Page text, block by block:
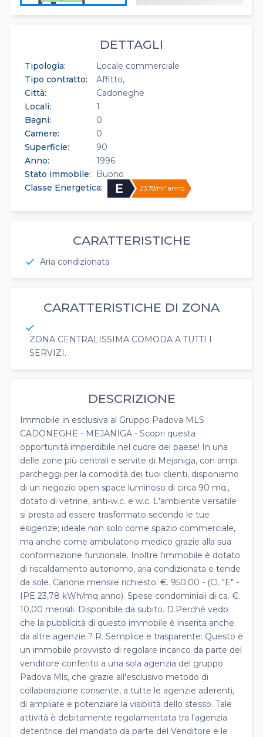
DETTAGLI
Tipologia:
Locale commerciale
Tipo contratto:
Affitto
Città:
Cadoneghe
Locali:
1
Bagni:
0
Camere:
0
Superficie:
90
Anno:
1996
Stato immobile:
Buono
Classe Energetica:
23.78/m³ anno
CARATTERISTICHE
check Aria condizionata
CARATTERISTICHE DI ZONA
check
ZONA CENTRALISSIMA COMODA A TUTTI I
SERVIZI.
DESCRIZIONE
Immobile in esclusiva al Gruppo Padova MLS
CADONEGHE - MEJANIGA - Scopri questa
opportunità imperdibile nel cuore del paese! In una
delle zone più centrali e servite di Mejaniga, con ampi
parcheggi per la comodità dei tuoi clienti, disponiamo
di un negozio open space luminoso di circa 90 mq.,
dotato di vetrine, anti-w.c. e w.c. L'ambiente versatile
si presta ad essere trasformato secondo le tue
esigenze; ideale non solo come spazio commerciale,
ma anche come ambulatorio medico grazie alla sua
conformazione funzionale. Inoltre l'immobile è dotato
di riscaldamento autonomo, aria condizionata e tende
da sole. Canone mensile richiesto: €. 950,00 - (Cl. "E" -
IPE 23,78 kWh/mq anno). Spese condominiali di ca. €.
10,00 mensili. Disponibile da subito. D.Perché vedo
che la pubblicità di questo immobile è inserita anche
da altre agenzie ? R. Semplice e trasparente: Questo è
un immobile provvisto di regolare incarico da parte del
venditore conferito a una sola agenzia del gruppo
Padova Mls, che grazie all'esclusivo metodo di
collaborazione consente, a tutte le agenzie aderenti,
di ampliare e potenziare la visibilità dello stesso. Tale
attività è debitamente regolamentata tra l'agenzia
detentrice del mandato da parte del Venditore e le